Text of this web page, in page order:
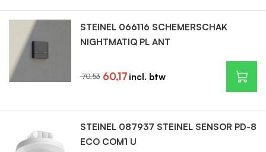
STEINEL 066116 SCHEMERSCHAK
NIGHTMATIQ PL ANT
60,17
70,53
STEINEL 087937 STEINEL SENSOR PD-8
ECO COM1 U